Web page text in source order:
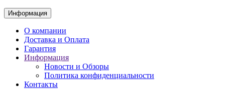
Информация
О компании
Доставка и Оплата
Гарантия
Информация
Новости и Обзоры
Политика конфиденциальности
Контакты